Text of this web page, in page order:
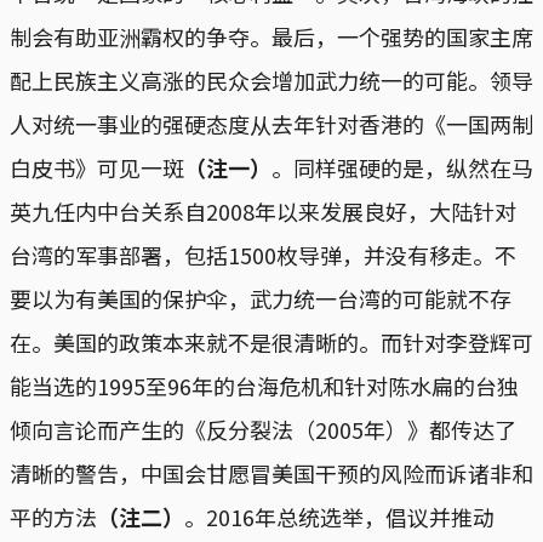
制会有助亚洲霸权的争夺。最后，一个强势的国家主席
配上民族主义高涨的民众会增加武力统一的可能。领导
人对统一事业的强硬态度从去年针对香港的《一国两制
白皮书》可见一斑 （注一） 。同样强硬的是，纵然在马
英九任内中台关系自2008年以来发展良好，大陆针对
台湾的军事部署，包括1500枚导弹，并没有移走。不
要以为有美国的保护伞，武力统一台湾的可能就不存
在。美国的政策本来就不是很清晰的。而针对李登辉可
能当选的1995至96年的台海危机和针对陈水扁的台独
倾向言论而产生的《反分裂法（2005年）》都传达了
清晰的警告，中国会甘愿冒美国干预的风险而诉诸非和
平的方法 （注二） 。2016年总统选举，倡议并推动